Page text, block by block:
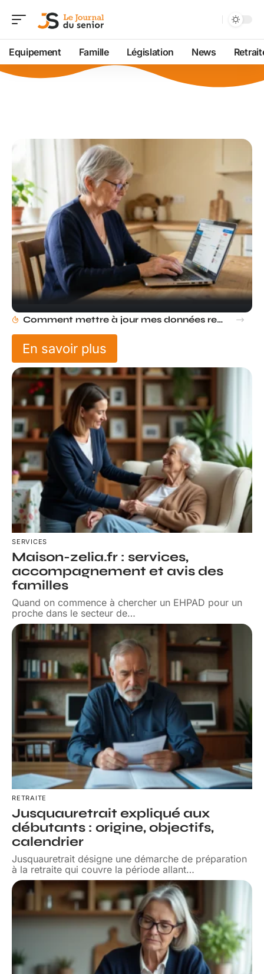
Equipement Famille Législation News
Comment mettre à jour mes données retraite via mon compte Agirc Arrco par France Connect ?
En savoir plus
SERVICES
Maison-zelia.fr : services,
accompagnement et avis des
familles
Quand on commence à chercher un EHPAD pour un
proche dans le secteur de…
RETRAITE
Jusquauretrait expliqué aux
débutants : origine, objectifs,
calendrier
Jusquauretrait désigne une démarche de préparation
à la retraite qui couvre la période allant…